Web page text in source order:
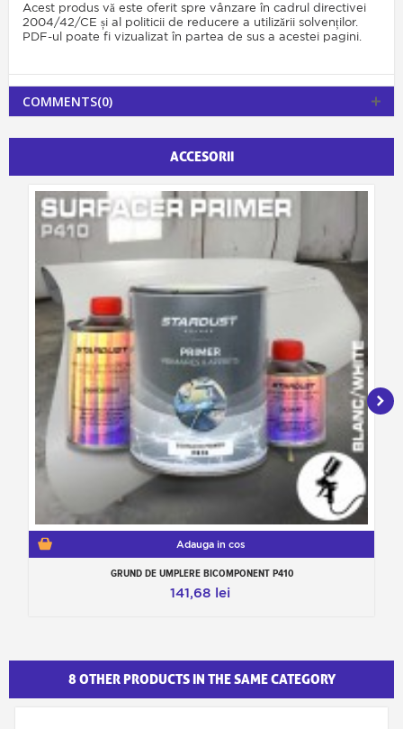
Acest produs vă este oferit spre vânzare în cadrul directivei
2004/42/CE și al politicii de reducere a utilizării solvenților.
PDF-ul poate fi vizualizat în partea de sus a acestei pagini.
COMMENTS(0)
ACCESORII
Adauga in cos
GRUND DE UMPLERE BICOMPONENT P410
141,68 lei
8 OTHER PRODUCTS IN THE SAME CATEGORY